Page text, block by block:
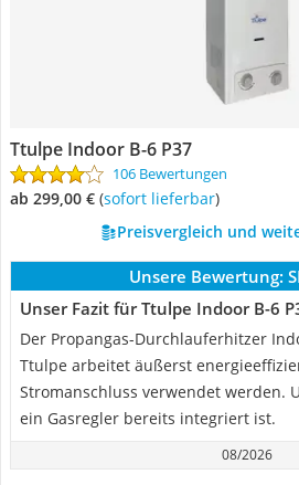
Ttulpe Indoor B-6 P37
106 Bewertungen
ab 299,00 € ( Sofort lieferbar)
Preisvergleich und
Unsere Bewertung:
Unser Fazit für Ttulpe Indoor B-6
Der Propangas-Durchlauferhitzer
Ttulpe arbeitet äußerst
Stromanschluss verwendet werden.
ein Gasregler bereits integriert ist.
08/2026